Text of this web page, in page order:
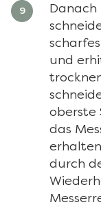
und
oberste
das
durch